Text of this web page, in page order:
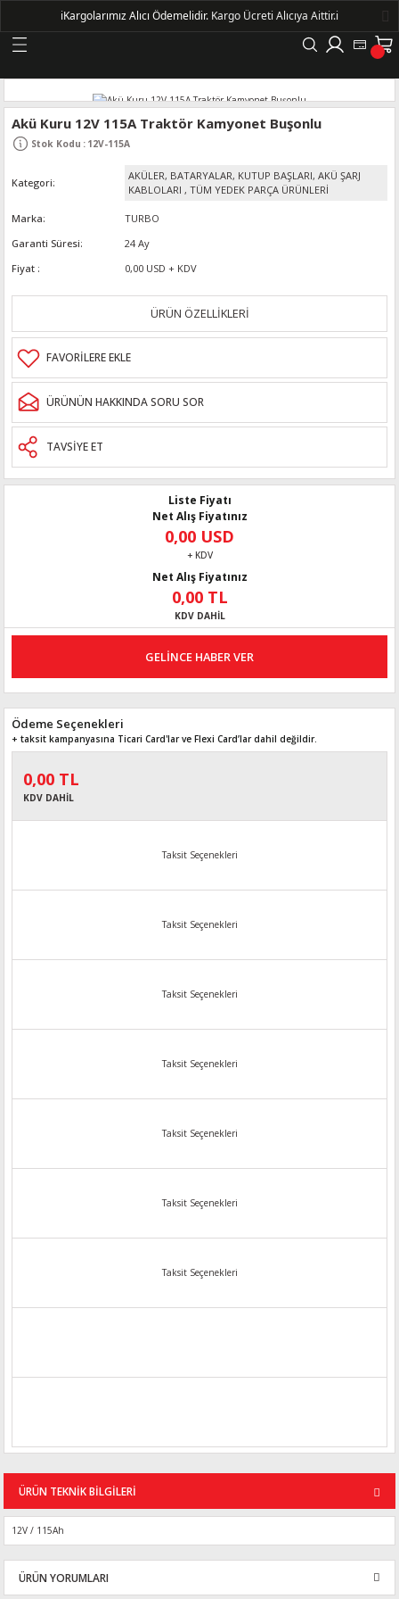
Geri Dön
KASNAKLI ALTERNATÖRLER - 1500
Akü Kuru 12V 115A Traktör Kamyonet Buşonlu
Stok Kodu : 12V-115A
Kategori
AKÜLER, BATARYALAR, KUTUP BAŞLARI, AKÜ ŞARJ
KABLOLARI , TÜM YEDEK PARÇA ÜRÜNLERİ
Marka
TURBO
Garanti Süresi
24 Ay
Fiyat
0,00 USD + KDV
ÜRÜN ÖZELLİKLERİ
ÜRÜNÜN HAKKINDA SORU SOR
TAVSİYE ET
Liste Fiyatı
Net Alış Fiyatınız
0,00 USD
+ KDV
Net Alış Fiyatınız
0,00 TL
KDV DAHİL
GELİNCE HABER VER
Ödeme Seçenekleri
+ taksit kampanyasına Ticari Card'lar ve Flexi Card’lar dahil değildir.
0,00 TL
KDV DAHİL
Taksit Seçenekleri
Taksit Seçenekleri
Taksit Seçenekleri
Taksit Seçenekleri
Taksit Seçenekleri
Taksit Seçenekleri
Taksit Seçenekleri
ÜRÜN TEKNİK BİLGİLERİ
12V / 115Ah
ÜRÜN YORUMLARI
ℹ️Kargolarımız Alıcı Ödemelidir. Kargo Ücreti Alıcıya Aittir.ℹ️